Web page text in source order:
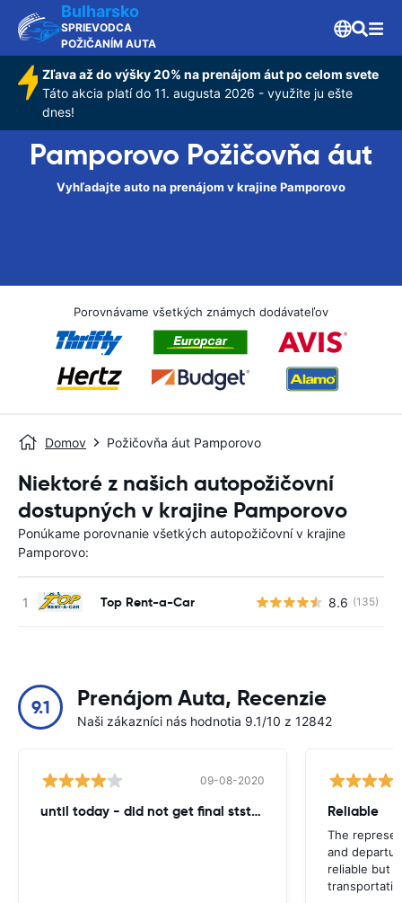
Bulharsko
SPRIEVODCA
POŽIČANÍM AUTA
Zľava až do výšky 20% na prenájom áut po celom svete
Táto akcia platí do 11. augusta 2026 - využite ju ešte
dnes!
Pamporovo Požičovňa áut
Vyhľadajte auto na prenájom v krajine Pamporovo
Porovnávame všetkých známych dodávateľov
Domov Požičovňa áut Pamporovo
Niektoré z našich autopožičovní
dostupných v krajine Pamporovo
Ponúkame porovnanie všetkých autopožičovní v krajine
Pamporovo:
Top Rent-a-Car 8.6 (135)
9.1 Prenájom Auta, Recenzie
Naši zákazníci nás hodnotia 9.1/10 z 12842
09-08-2020
until today - did not get final ststemant of the rent !! Reliable
The
and
reliable but